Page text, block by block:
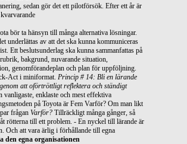
sedan gör det ett pilotförsök. Efter ett år är
bör ta hänsyn till många alternativa lösningar.
underlättas av att det ska kunna kommuniceras
Ett beslutsunderlag ska kunna sammanfattas på
bakgrund, nuvarande situation,
genomförandeplan och plan för uppföljning.
Act i miniformat. Princip # 14: Bli en lärande
att oförtröttligt reflektera och ständigt
vanligaste, enklaste och mest effektiva
på Toyota är Fem Varför? Om man likt
frågan Varför? Tillräckligt många gånger, så
rötterna till ett problem. - En nyckel till lärande är
Och att vara ärlig i förhållande till egna
den egna organisationen